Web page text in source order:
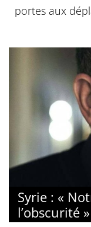
portes aux
Syrie : «
l’obscurité »